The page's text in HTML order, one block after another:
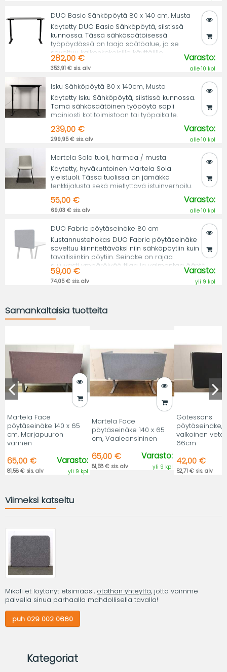
DUO Basic Sähköpöytä 80 x 140 cm, Musta
Käytetty DUO Basic Sähköpöytä, siistissä
kunnossa. Tässä sähkösäätöisessä
työpöydässä on laaja säätöalue, ja se
soveltuu kaikenkokoisille käyttäjille.
282,00 €
353,91 € sis. alv
Varasto:
alle 10 kpl
Isku Sähköpöytä 80 x 140cm, Musta
Käytetty Isku Sähköpöytä, siistissä kunnossa.
Tämä sähkösäätöinen työpöytä sopii
mainiosti kotitoimistoon tai työpaikalle.
239,00 €
299,95 € sis. alv
Varasto:
alle 10 kpl
Martela Sola tuoli, harmaa / musta
Käytetty, hyväkuntoinen Martela Sola
yleistuoli. Tässä tuolissa on jämäkkä
lenkkijalusta sekä miellyttävä istuinverhoilu.
55,00 €
69,03 € sis. alv
Varasto:
alle 10 kpl
DUO Fabric pöytäseinäke 80 cm
Kustannustehokas DUO Fabric pöytäseinäke
soveltuu kiinnitettäväksi niin sähköpöytiin kuin
tavallisiinkin pöytiin. Seinäke on rajaa
sujuvasti ympäröivää tilaa ja vaimentaa ääntä.
59,00 €
74,05 € sis. alv
Varasto:
yli 9 kpl
Samankaltaisia tuotteita
Martela Face
pöytäseinäke 140 x 65
cm, Marjapuuron
värinen
65,00 €
81,58 € sis. alv
Varasto:
yli 9 kpl
Martela Face
pöytäseinäke 140 x 65
cm, Vaaleansininen
65,00 €
81,58 € sis. alv
Varasto:
yli 9 kpl
Götessons
pöytäseinäke,
valkoinen
66cm
42,00 €
52,71 € sis. alv
Viimeksi katseltu
Mikäli et löytänyt etsimääsi, otathan yhteyttä, jotta voimme
palvella sinua parhaalla mahdollisella tavalla!
puh 029 002 0660
Kategoriat